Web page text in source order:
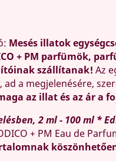
Mesés illatok
+ PM parfümök,
szállítanak! Az
a megjelenésére,
az illat és az ár a
2 ml - 100 ml *
+ PM Eau de